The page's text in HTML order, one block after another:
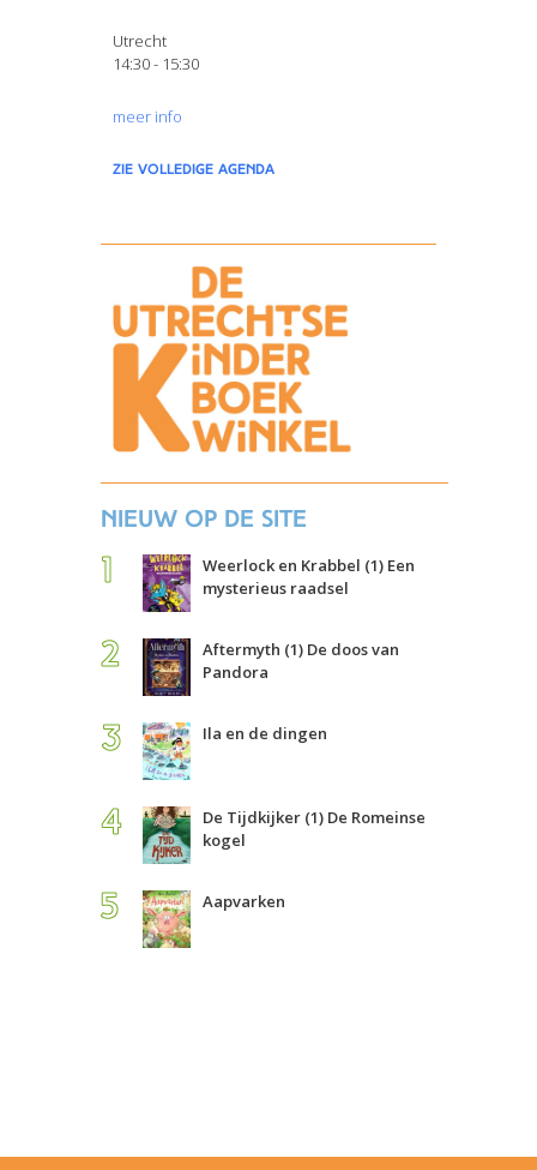
Utrecht
14:30 - 15:30
meer info
zie volledige agenda
Nieuw op de site
Weerlock en Krabbel (1) Een
mysterieus raadsel
Aftermyth (1) De doos van
Pandora
Ila en de dingen
De Tijdkijker (1) De Romeinse
kogel
Aapvarken